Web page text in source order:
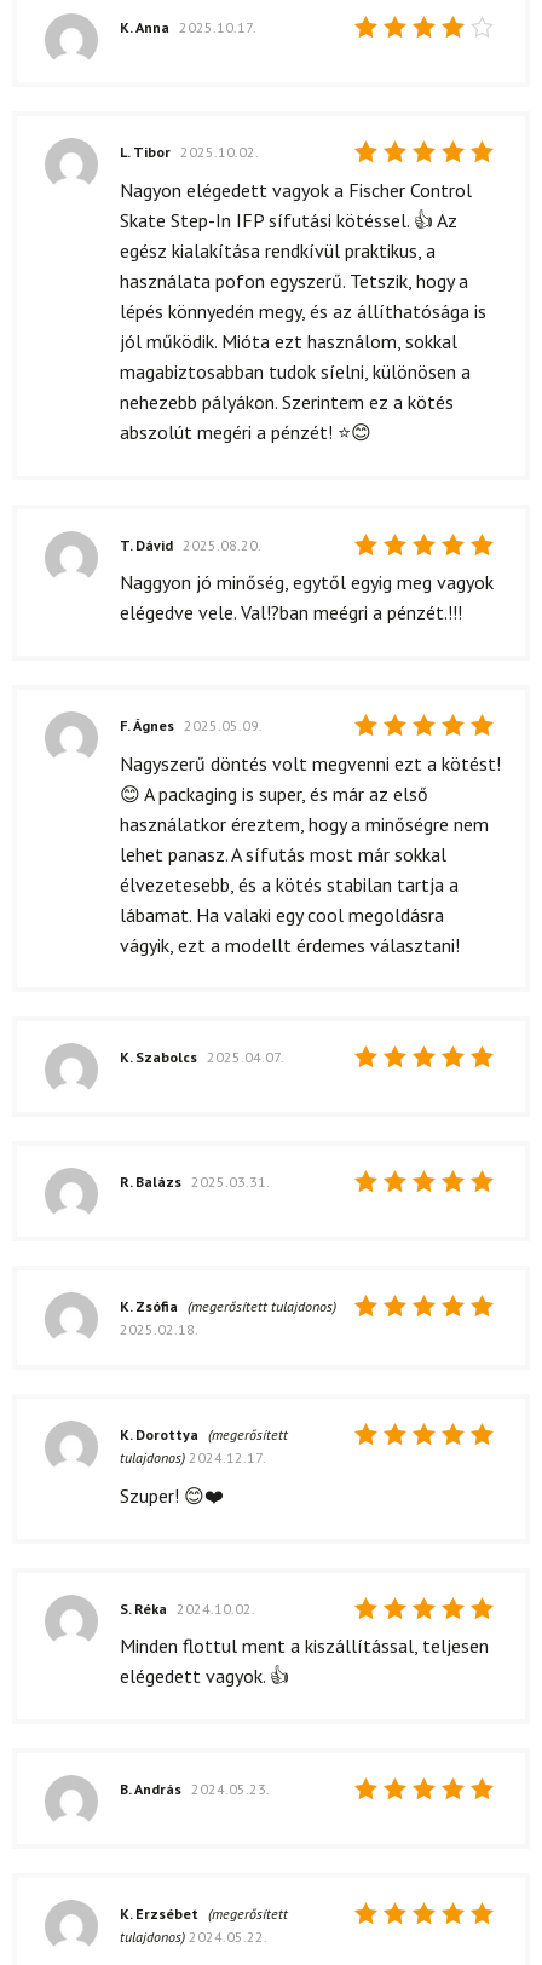
K. Anna 2025.10.17.
Értékelés:
/ 5
L. Tibor 2025.10.02.
Nagyon elégedett vagyok a Fischer Control
Skate Step-In IFP sífutási kötéssel. 👍 Az
egész kialakítása rendkívül praktikus, a
használata pofon egyszerű. Tetszik, hogy a
lépés könnyedén megy, és az állíthatósága is
jól működik. Mióta ezt használom, sokkal
magabiztosabban tudok síelni, különösen a
nehezebb pályákon. Szerintem ez a kötés
abszolút megéri a pénzét! ⭐😊
Értékelés:
5/ 5
T. Dávid 2025.08.20.
Naggyon jó minőség, egytől egyig meg vagyok
elégedve vele. Val!?ban meégri a pénzét.!!!
Értékelés:
F. Ágnes 2025.05.09.
Nagyszerű döntés volt megvenni ezt a kötést!
😊 A packaging is super, és már az első
használatkor éreztem, hogy a minőségre nem
lehet panasz. A sífutás most már sokkal
élvezetesebb, és a kötés stabilan tartja a
lábamat. Ha valaki egy cool megoldásra
vágyik, ezt a modellt érdemes választani!
K. Szabolcs 2025.04.07.
R. Balázs 2025.03.31.
K. Zsófia (megerősített tulajdonos)
2025.02.18.
K. Dorottya (megerősített
tulajdonos) 2024.12.17.
Szuper! 😊❤️
Értékelés:
/ 5
S. Réka 2024.10.02.
Minden flottul ment a kiszállítással, teljesen
elégedett vagyok. 👍
B. András 2024.05.23.
K. Erzsébet (megerősített
tulajdonos) 2024.05.22.